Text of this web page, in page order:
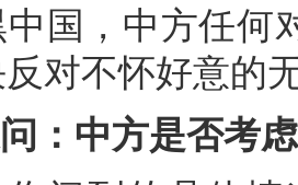
国，中方任何
对不怀好意的
：中方是否考